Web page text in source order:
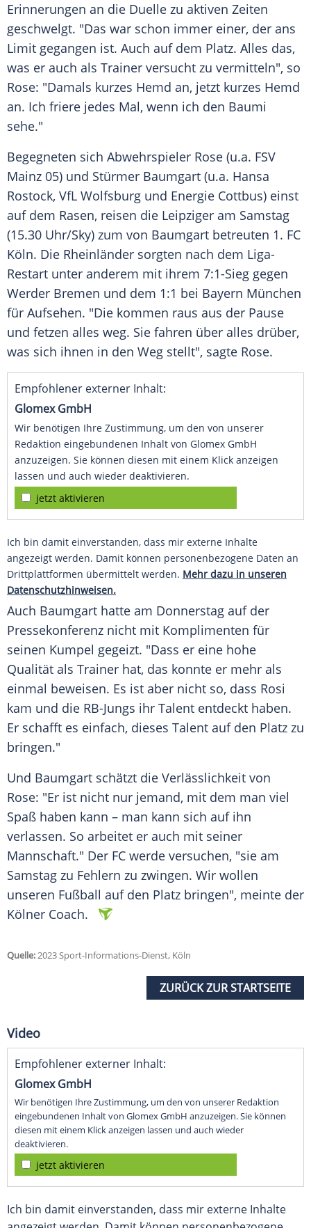
Erinnerungen an die Duelle zu aktiven Zeiten
geschwelgt. "Das war schon immer einer, der ans
Limit gegangen ist. Auch auf dem Platz. Alles das,
was er auch als Trainer versucht zu vermitteln", so
Rose: "Damals kurzes Hemd an, jetzt kurzes Hemd
an. Ich friere jedes Mal, wenn ich den Baumi
sehe."
Begegneten sich Abwehrspieler Rose (u.a. FSV
Mainz 05) und Stürmer Baumgart (u.a. Hansa
Rostock, VfL Wolfsburg und Energie Cottbus) einst
auf dem Rasen, reisen die Leipziger am Samstag
(15.30 Uhr/Sky) zum von Baumgart betreuten 1. FC
Köln. Die Rheinländer sorgten nach dem Liga-
Restart unter anderem mit ihrem 7:1-Sieg gegen
Werder Bremen und dem 1:1 bei Bayern München
für Aufsehen. "Die kommen raus aus der Pause
und fetzen alles weg. Sie fahren über alles drüber,
was sich ihnen in den Weg stellt", sagte Rose.
Empfohlener externer Inhalt:
Glomex GmbH
Wir benötigen Ihre Zustimmung, um den von unserer
Redaktion eingebundenen Inhalt von Glomex GmbH
anzuzeigen. Sie können diesen mit einem Klick anzeigen
lassen und auch wieder deaktivieren.
jetzt aktivieren
Ich bin damit einverstanden, dass mir externe Inhalte
angezeigt werden. Damit können personenbezogene Daten an
Drittplattformen übermittelt werden. Mehr dazu in unseren
Datenschutzhinweisen.
Auch Baumgart hatte am Donnerstag auf der
Pressekonferenz nicht mit Komplimenten für
seinen Kumpel gegeizt. "Dass er eine hohe
Qualität als Trainer hat, das konnte er mehr als
einmal beweisen. Es ist aber nicht so, dass Rosi
kam und die RB-Jungs ihr Talent entdeckt haben.
Er schafft es einfach, dieses Talent auf den Platz zu
bringen."
Und Baumgart schätzt die Verlässlichkeit von
Rose: "Er ist nicht nur jemand, mit dem man viel
Spaß haben kann – man kann sich auf ihn
verlassen. So arbeitet er auch mit seiner
Mannschaft." Der FC werde versuchen, "sie am
Samstag zu Fehlern zu zwingen. Wir wollen
unseren Fußball auf den Platz bringen", meinte der
Kölner Coach.
Quelle:2023 Sport-Informations-Dienst, Köln
ZURÜCK ZUR STARTSEITE
Video
Empfohlener externer Inhalt:
Glomex GmbH
Wir benötigen Ihre Zustimmung, um den von unserer Redaktion
eingebundenen Inhalt von Glomex GmbH anzuzeigen. Sie können
diesen mit einem Klick anzeigen lassen und auch wieder
deaktivieren.
jetzt aktivieren
Ich bin damit einverstanden, dass mir externe Inhalte